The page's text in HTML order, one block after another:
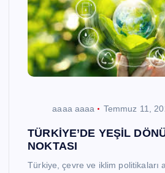
aaaa aaaa Temmuz 11,
TÜRKİYE’DE YEŞİL
NOKTASI
Türkiye, çevre ve iklim politikaları